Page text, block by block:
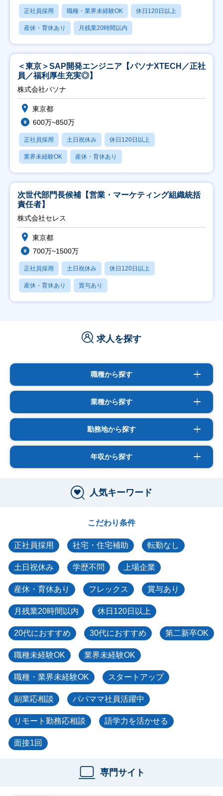
正社員採用 職種・業界未経験OK 休日120日以上
産休・育休あり 月残業20時間以内
＜東京＞SAP開発エンジニア【パソナXTECH／正社
員／福利厚生充実◎】
株式会社パソナ
東京都
600万~850万
正社員採用 土日祝休み 休日120日以上
業界未経験OK 産休・育休あり
次世代部門長候補【営業・マーケティング組織統括
責任者】
株式会社セレス
東京都
700万~1500万
正社員採用 土日祝休み 休日120日以上
産休・育休あり 賞与あり
求人を探す
職種から探す
業種から探す
勤務地から探す
年収から探す
人気キーワード
こだわり条件
正社員採用 社宅・住宅補助 転勤なし
土日祝休み 学歴不問 上場企業
産休・育休あり フレックス 賞与あり
月残業20時間以内 休日120日以上
20代におすすめ 30代におすすめ 第二新卒OK
職種未経験OK 業界未経験OK
職種・業界未経験OK スタートアップ
副業応相談 パパママ社員活躍中
リモート勤務応相談 語学力を活かせる
面接1回
専門サイト